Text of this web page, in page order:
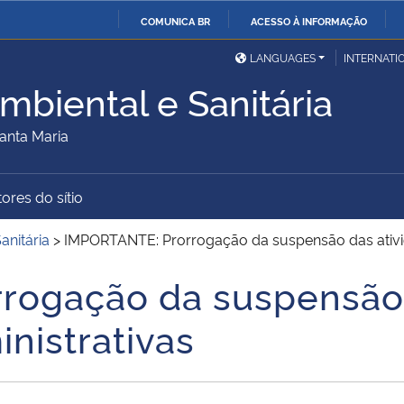
O
COMUNICA BR ACESSO À INFORMAÇÃO
Ministério da Defesa
Ministério das Relações
Exteriores
Ministério da Cidadania Ministério da Saúde
Ministério do
Desenvolvimento Regional
União
Advocacia-Geral da União Banco Central do Brasil
LANGUAGES
e Sanitária
Maria
do sítio
> IMPORTANTE: Prorrogação da suspensão das
da